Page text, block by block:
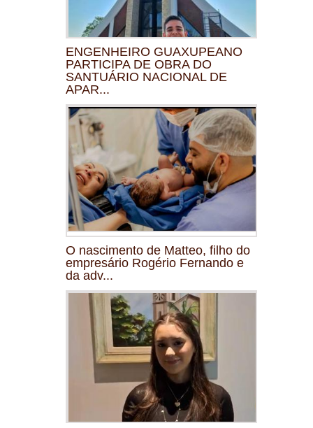
ENGENHEIRO GUAXUPEANO
PARTICIPA DE OBRA DO
SANTUÁRIO NACIONAL DE
APAR...
O nascimento de Matteo, filho do
empresário Rogério Fernando e
da adv...